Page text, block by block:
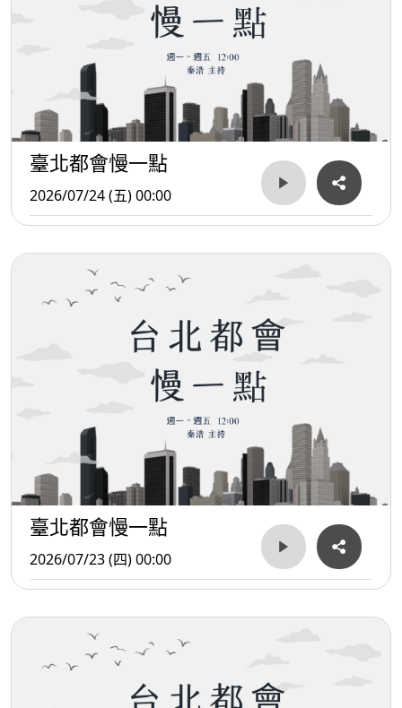
臺北都會慢一點
2026/07/24 (五) 00:00
臺北都會慢一點
2026/07/23 (四) 00:00